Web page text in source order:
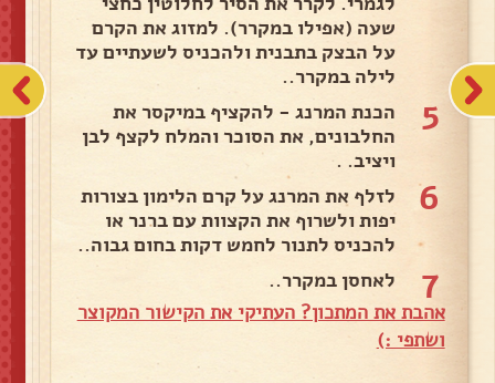
שעה (אפילו במקרר). למזוג את הקרם
על הבצק בתבנית ולהכניס לשעתיים עד
לילה במקרר..
5
הכנת המרנג - להקציף במיקסר את
החלבונים, את הסוכר והמלח לקצף לבן
ויציב. .
6
לזלף את המרנג על קרם הלימון בצורות
יפות ולשרוף את הקצוות עם ברנר או
להכניס לתנור לחמש דקות בחום גבוה..
7
לאחסן במקרר..
אהבת את המתכון? העתיקי את הקישור המקוצר
ושתפי :)